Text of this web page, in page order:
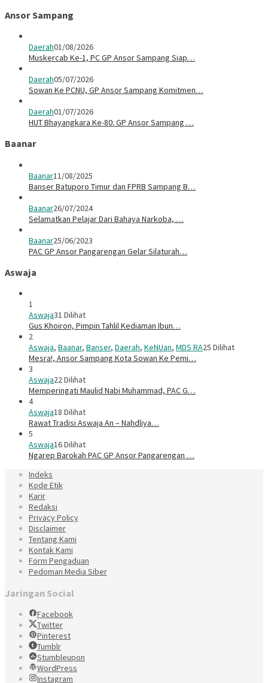
Ansor Sampang
Daerah01/08/2026
Muskercab Ke-1, PC GP Ansor Sampang Siap…
Daerah05/07/2026
Sowan Ke PCNU, GP Ansor Sampang Komitmen…
Daerah01/07/2026
HUT Bhayangkara Ke-80: GP Ansor Sampang …
Baanar
Baanar11/08/2025
Banser Batuporo Timur dan FPRB Sampang B…
Baanar26/07/2024
Selamatkan Pelajar Dari Bahaya Narkoba, …
Baanar25/06/2023
PAC GP Ansor Pangarengan Gelar Silaturah…
Aswaja
1
Aswaja31 Dilihat
Gus Khoiron, Pimpin Tahlil Kediaman Ibun…
2
Aswaja, Baanar, Banser, Daerah, KeNUan, MDS RA25 Dilihat
Mesra!, Ansor Sampang Kota Sowan Ke Pemi…
3
Aswaja22 Dilihat
Memperingati Maulid Nabi Muhammad, PAC G…
4
Aswaja18 Dilihat
Rawat Tradisi Aswaja An – Nahdliya…
5
Aswaja16 Dilihat
Ngarep Barokah PAC GP Ansor Pangarengan …
Indeks
Kode Etik
Karir
Redaksi
Privacy Policy
Disclaimer
Tentang Kami
Kontak Kami
Form Pengaduan
Pedoman Media Siber
Jaringan Social
Facebook
Twitter
Pinterest
Tumblr
Stumbleupon
WordPress
Instagram